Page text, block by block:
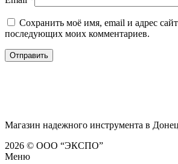
Сохранить моё имя, email и адрес
последующих моих комментариев.
Магазин надежного инструмента в
2026 © ООО “ЭКСПО”
Меню